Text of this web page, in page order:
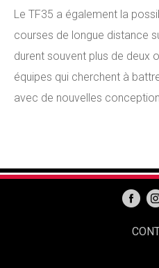
Le TF35 a également la
courses de longue distance
durent souvent plus de deux
équipes qui cherchent à
avec de nouvelles